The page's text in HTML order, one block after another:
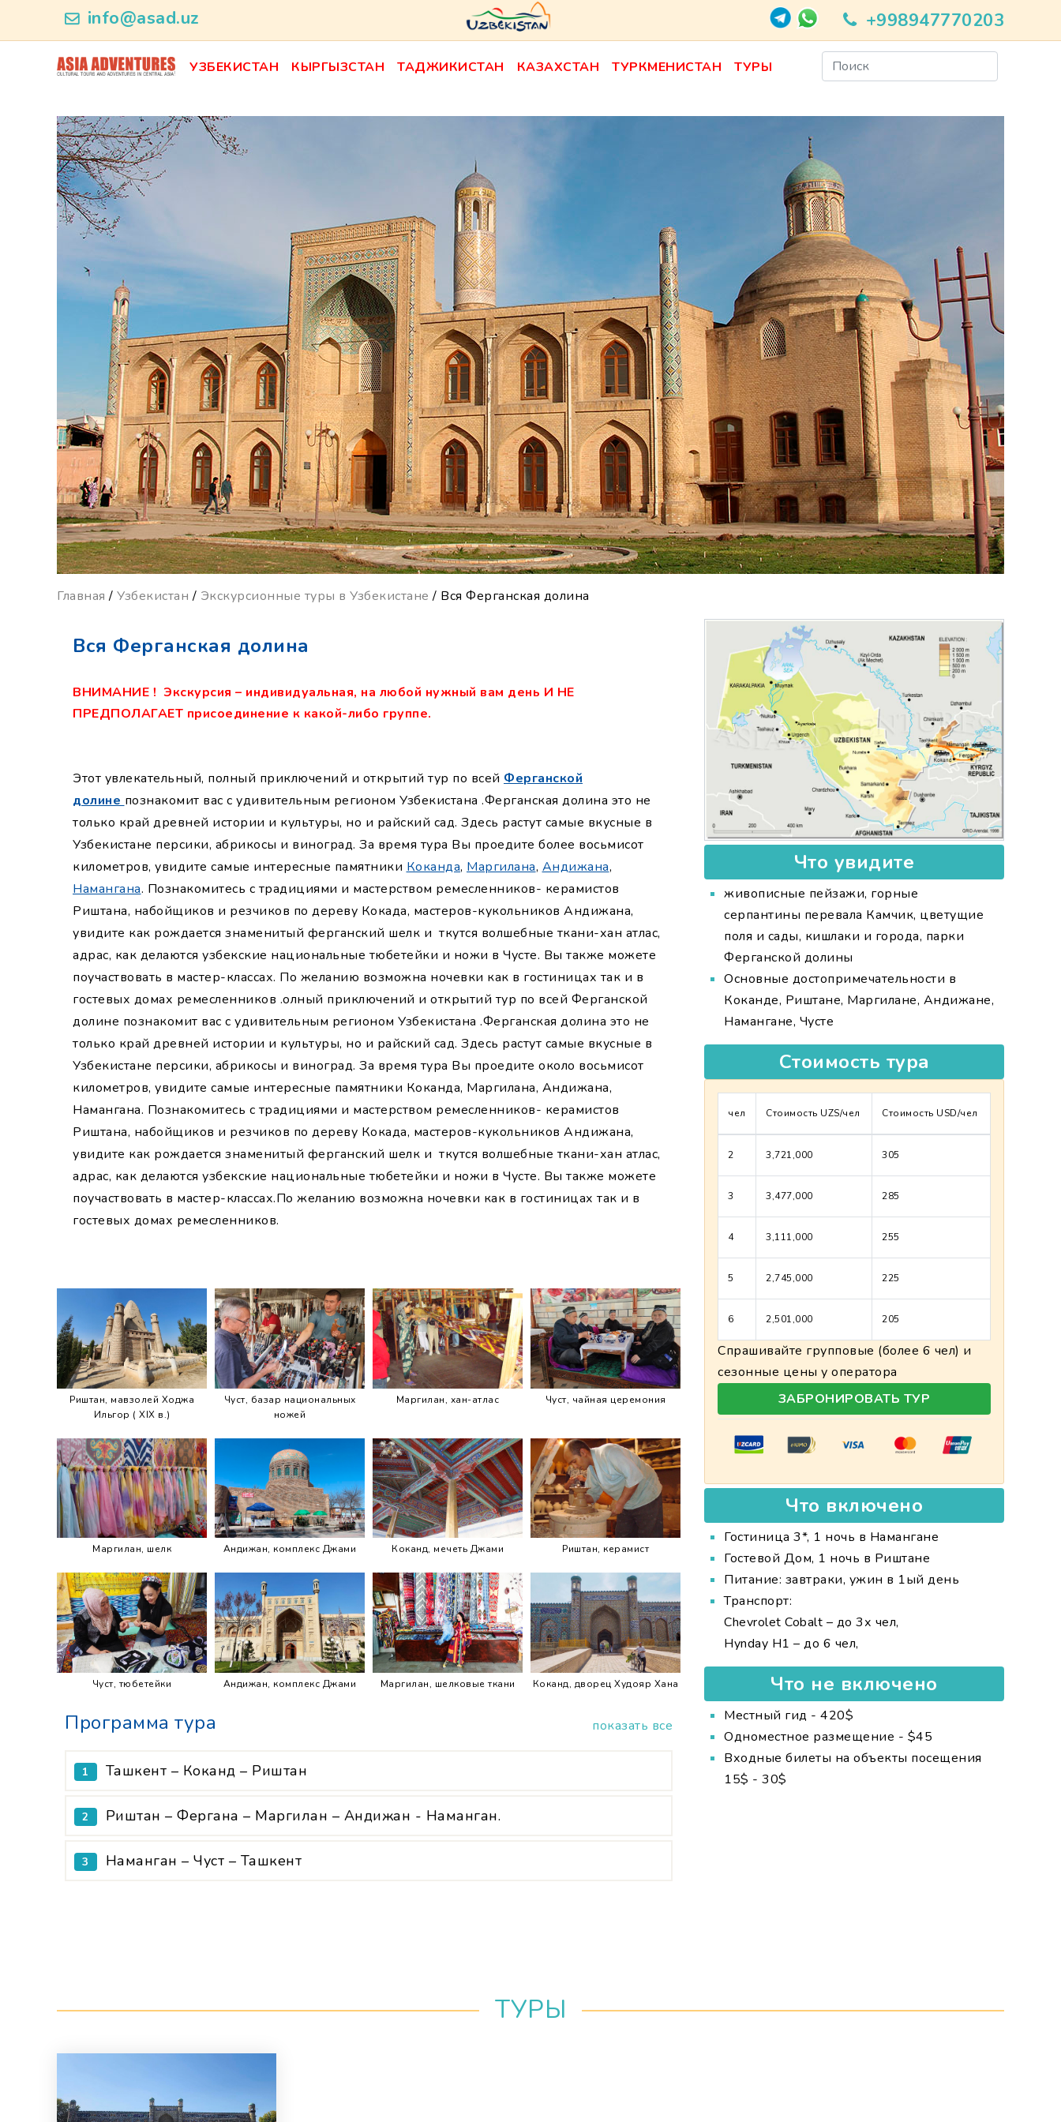
info@asad.uz +998947770203
УЗБЕКИСТАН КЫРГЫЗСТАН ТАДЖИКИСТАН КАЗАХСТАН ТУРКМЕНИСТАН ТУРЫ
product_id103
Главная / Узбекистан / Экскурсионные туры в Узбекистане / Вся Ферганская долина
Вся Ферганская долина
ВНИМАНИЕ ! Экскурсия – индивидуальная, на любой нужный вам день И НЕ
ПРЕДПОЛАГАЕТ присоединение к какой-либо группе.
Этот увлекательный, полный приключений и открытий тур по всей Ферганской
долине познакомит вас с удивительным регионом Узбекистана .Ферганская долина это не
только край древней истории и культуры, но и райский сад. Здесь растут самые вкусные в
Узбекистане персики, абрикосы и виноград. За время тура Вы проедите более восьмисот
километров, увидите самые интересные памятники Коканда, Маргилана, Андижана,
Намангана. Познакомитесь с традициями и мастерством ремесленников- керамистов
Риштана, набойщиков и резчиков по дереву Кокада, мастеров-кукольников Андижана,
увидите как рождается знаменитый ферганский шелк и ткутся волшебные ткани-хан атлас,
адрас, как делаются узбекские национальные тюбетейки и ножи в Чусте. Вы также можете
поучаствовать в мастер-классах. По желанию возможна ночевки как в гостиницах так и в
гостевых домах ремесленников .олный приключений и открытий тур по всей Ферганской
долине познакомит вас с удивительным регионом Узбекистана .Ферганская долина это не
только край древней истории и культуры, но и райский сад. Здесь растут самые вкусные в
Узбекистане персики, абрикосы и виноград. За время тура Вы проедите около восьмисот
километров, увидите самые интересные памятники Коканда, Маргилана, Андижана,
Намангана. Познакомитесь с традициями и мастерством ремесленников- керамистов
Риштана, набойщиков и резчиков по дереву Кокада, мастеров-кукольников Андижана,
увидите как рождается знаменитый ферганский шелк и ткутся волшебные ткани-хан атлас,
адрас, как делаются узбекские национальные тюбетейки и ножи в Чусте. Вы также можете
поучаствовать в мастер-классах.По желанию возможна ночевки как в гостиницах так и в
гостевых домах ремесленников.
Риштан, мавзолей Ходжа
Ильгор ( XIX в.)
Чуст, базар национальных
ножей
Маргилан, хан-атлас Чуст, чайная церемония
Маргилан, шелк Андижан, комплекс Джами Коканд, мечеть Джами Риштан, керамист
Чуст, тюбетейки Андижан, комплекс Джами Маргилан, шелковые ткани Коканд, дворец Худояр Хана
Программа тура показать все
1 Ташкент – Коканд – Риштан
2 Риштан – Фергана – Маргилан – Андижан - Наманган.
3 Наманган – Чуст – Ташкент
Что увидите
живописные пейзажи, горные
серпантины перевала Камчик, цветущие
поля и сады, кишлаки и города, парки
Ферганской долины
Основные достопримечательности в
Коканде, Риштане, Маргилане, Андижане,
Намангане, Чусте
Стоимость тура
чел Стоимость UZS/чел Стоимость USD/чел
2 3,721,000 305
3 3,477,000 285
4 3,111,000 255
5 2,745,000 225
6 2,501,000 205
Спрашивайте групповые (более 6 чел) и
сезонные цены у оператора
ЗАБРОНИРОВАТЬ ТУР
Что включено
Гостиница 3*, 1 ночь в Намангане
Гостевой Дом, 1 ночь в Риштане
Питание: завтраки, ужин в 1ый день
Транспорт:
Chevrolet Cobalt – до 3х чел,
Hynday H1 – до 6 чел,
Что не включено
Местный гид - 420$
Одноместное размещение - $45
Входные билеты на объекты посещения
15$ - 30$
ТУРЫ